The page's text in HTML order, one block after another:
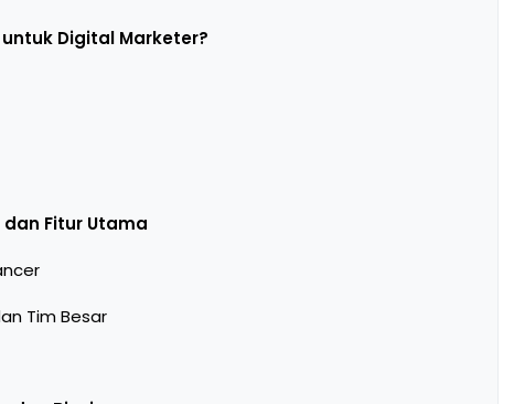
Digital Marketer?
Fitur Utama
Tim Besar